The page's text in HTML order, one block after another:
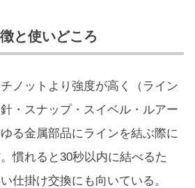
と使いどころ
ノットより強度が高く（ライン
・スナップ・スイベル・ルアー
る金属部品にラインを結ぶ際に
慣れると30秒以内に結べるた
仕掛け交換にも向いている。